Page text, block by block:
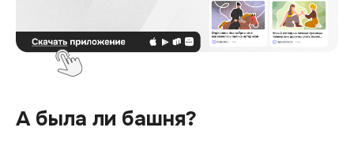
А была ли башня?